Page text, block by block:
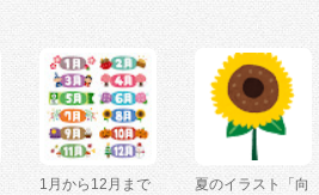
1月から12月まで
夏のイラスト「向